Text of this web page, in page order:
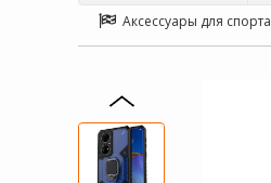
Аксессуары для спорта